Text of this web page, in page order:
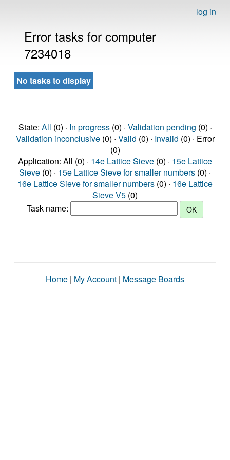
log in
Error tasks for computer
7234018
No tasks to display
State: All (0) · In progress(0) · Validation pending (0) ·
Validation inconclusive(0) · Valid (0) · Invalid (0) · Error
(0)
Application: All (0) · 14e Lattice Sieve (0) · 15e Lattice
Sieve (0) · 15e Lattice Sieve for smaller numbers (0) ·
16e Lattice Sieve for smaller numbers (0) · 16e Lattice
Sieve V5 (0)
Task name:
Home | My Account | Message Boards